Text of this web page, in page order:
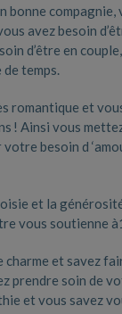
bonne
avez besoin
d’être en
temps.
romantique et
! Ainsi vous
besoin d
et la
vous soutienne
charme et savez
prendre soin de
et vous savez